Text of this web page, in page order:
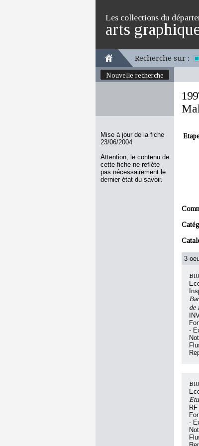
Les collections du
arts
Recherche sur :
Nouvelle recherche
Mise à jour de la fiche
23/06/2004
Attention, le contenu de
cette fiche ne reflète
pas nécessairement le
dernier état du savoir.
3
de
-
-